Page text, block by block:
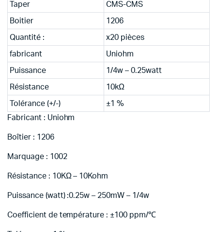
Taper CMS-CMS
Boitier 1206
Quantité : x20 pièces
fabricant Uniohm
Puissance 1/4w – 0.25watt
Résistance 10kΩ
Tolérance (+/-)
±1 %
Fabricant : Uniohm
Boîtier : 1206
Marquage : 1002
Résistance : 10KΩ – 10Kohm
Puissance (watt) :0.25w – 250mW – 1/4w
Coefficient de température : ±100 ppm/℃